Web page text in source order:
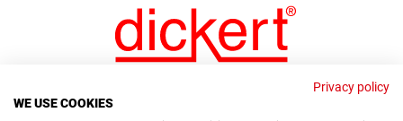
Privacy policy
WE USE COOKIES